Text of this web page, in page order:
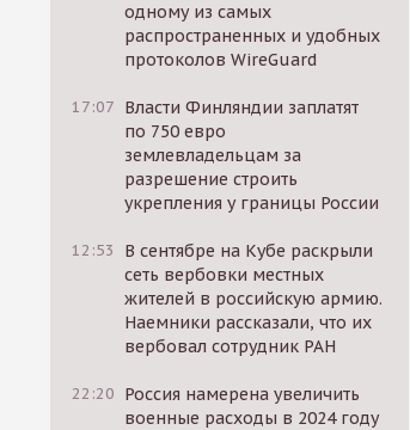
одному из самых
распространенных и удобных
протоколов WireGuard
17:07 Власти Финляндии заплатят
по 750 евро
землевладельцам за
разрешение строить
укрепления у границы России
12:53
В сентябре на Кубе раскрыли
сеть вербовки местных
жителей в российскую армию.
Наемники рассказали, что их
вербовал сотрудник РАН
22:20 Россия намерена увеличить
военные расходы в 2024 году